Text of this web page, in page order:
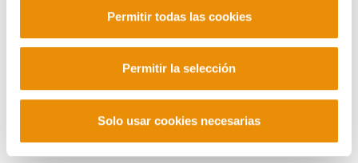
Permitir todas las cookies
Permitir la selección
Solo usar cookies necesarias